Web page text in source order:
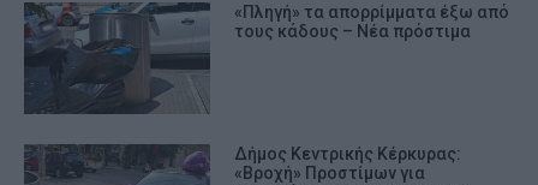
«Πληγή» τα απορρίμματα έξω από
τους κάδους – Νέα πρόστιμα
Δήμος Κεντρικής Κέρκυρας:
«Βροχή» Προστίμων για